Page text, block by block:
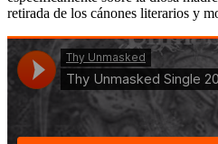
retirada de los cánones literarios y